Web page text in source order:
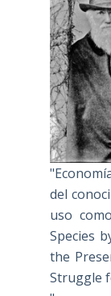
del
uso
Species
the
Struggle